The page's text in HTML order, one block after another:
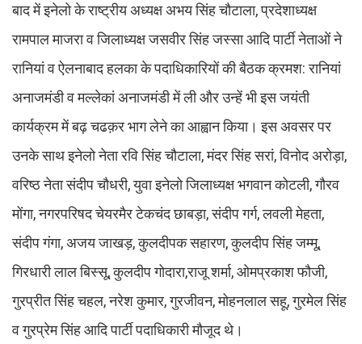
बाद में इनेलो के राष्ट्रीय अध्यक्ष अभय सिंह चौटाला, प्रदेशाध्यक्ष
रामपाल माजरा व जिलाध्यक्ष जसवीर सिंह जस्सा आदि पार्टी नेताओं ने
रानियां व ऐलनाबाद हलका के पदाधिकारियों की बैठक क्रमश: रानियां
अनाजमंडी व मल्लेकां अनाजमंडी में ली और उन्हें भी इस जयंती
कार्यक्रम में बढ़ चढक़र भाग लेने का आह्वान किया। इस अवसर पर
उनके साथ इनेलो नेता रवि सिंह चौटाला, मंदर सिंह सरां, विनोद अरोड़ा,
वरिष्ठ नेता संदीप चौधरी, युवा इनेलो जिलाध्यक्ष भगवान कोटली, गौरव
मोंगा, नगरपरिषद चेयरमैर टेकचंद छाबड़ा, संदीप गर्ग, लवली मेहता,
संदीप गंगा, अजय जाखड़, कुलदीपक सहारण, कुलदीप सिंह जम्मू,
गिरधारी लाल बिस्सू, कुलदीप गोदारा,राजू शर्मा, ओमप्रकाश फौजी,
गुरप्रीत सिंह चहल, नरेश कुमार, गुरजीवन, मोहनलाल सहू, गुरमेल सिंह
व गुरप्रेम सिंह आदि पार्टी पदाधिकारी मौजूद थे।